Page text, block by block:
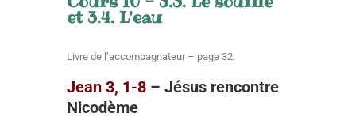
et 3.4. L'eau
Livre de l’accompagnateur – page 32.
Jean 3, 1-8 – Jésus rencontre
Nicodème